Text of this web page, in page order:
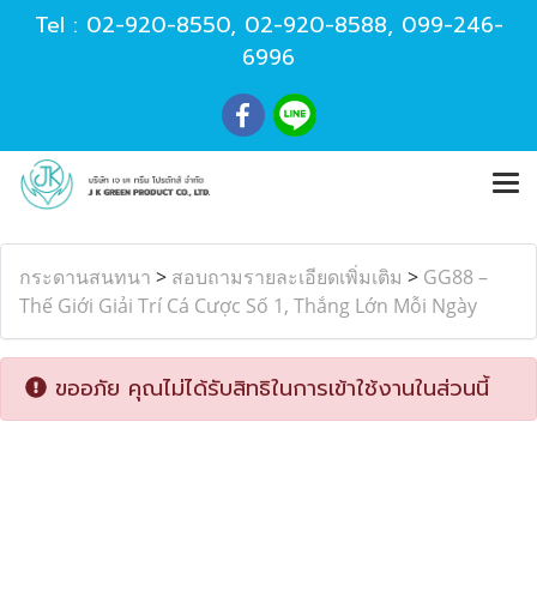
Tel : 02-920-8550, 02-920-8588, 099-246-
6996
กระดานสนทนา > สอบถามรายละเอียดเพิ่มเติม > GG88 –
Thế Giới Giải Trí Cá Cược Số 1, Thắng Lớn Mỗi Ngày
ขออภัย คุณไม่ได้รับสิทธิในการเข้าใช้งานในส่วนนี้